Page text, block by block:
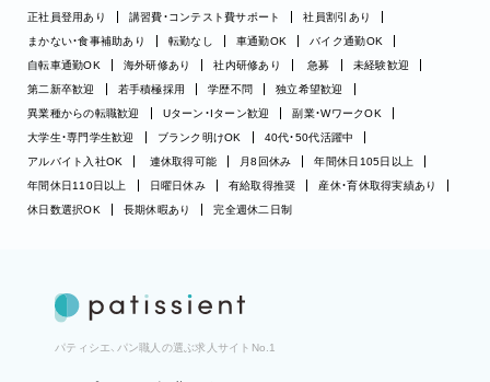
正社員登用あり
講習費・コンテスト費サポート
社員割引あり
まかない・食事補助あり
転勤なし 車通勤OK
バイク通勤OK
自転車通勤OK
海外研修あり 社内研修あり 急募
未経験歓迎
第二新卒歓迎
若手積極採用 学歴不問
独立希望歓迎
異業種からの転職歓迎
Uターン・Iターン歓迎
副業・WワークOK
大学生・専門学生歓迎
ブランク明けOK
40代・50代活躍中
アルバイト入社OK
連休取得可能 月8回休み
年間休日105日以上
年間休日110日以上
日曜日休み 有給取得推奨
産休・育休取得実績あり
休日数選択OK
長期休暇あり 完全週休二日制
パティシエ、パン職人の選ぶ求人サイトNo.1